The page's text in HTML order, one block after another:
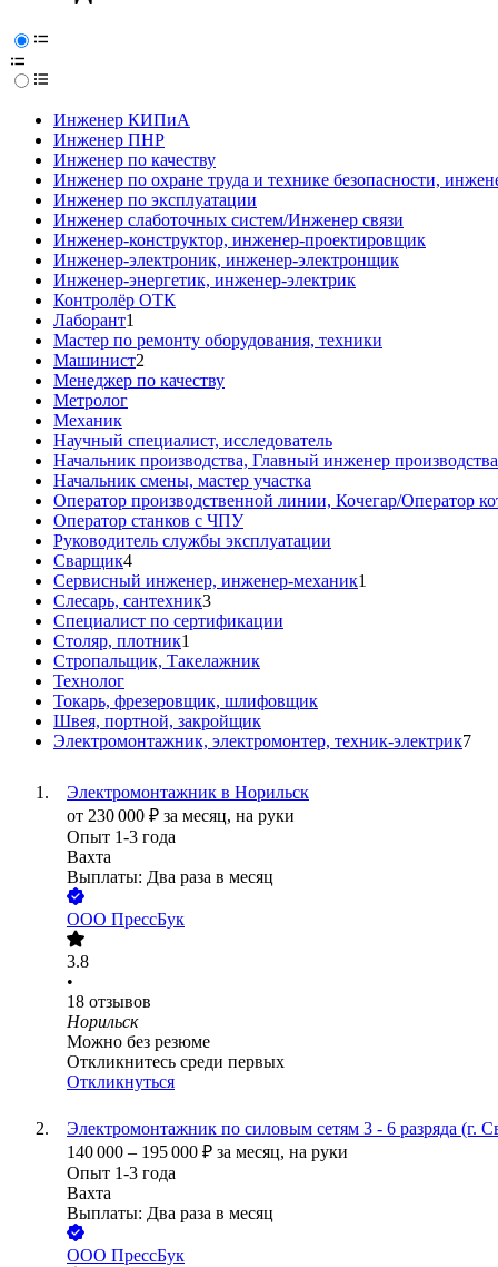
Инженер КИПиА
Инженер ПНР
Инженер по качеству
Инженер по охране труда и технике безопасности,
Инженер по эксплуатации
Инженер слаботочных систем/Инженер связи
Инженер-конструктор, инженер-проектировщик
Инженер-электроник, инженер-электронщик
Инженер-энергетик, инженер-электрик
Контролёр ОТК
Лаборант1
Мастер по ремонту оборудования, техники
Машинист2
Менеджер по качеству
Метролог
Механик
Научный специалист, исследователь
Начальник производства, Главный инженер производства
Начальник смены, мастер участка
Оператор производственной линии, Кочегар/Оператор
Оператор станков с ЧПУ
Руководитель службы эксплуатации
Сварщик4
Сервисный инженер, инженер-механик1
Слесарь, сантехник3
Специалист по сертификации
Столяр, плотник1
Стропальщик, Такелажник
Технолог
Токарь, фрезеровщик, шлифовщик
Швея, портной, закройщик
Электромонтажник, электромонтер, техник-электрик7
Электромонтажник в Норильск
от 230 000 ₽ за месяц, на руки
Опыт 1-3 года
Вахта
Выплаты: Два раза в месяц
ООО ПрессБук
3.8
•
18 отзывов
Норильск
Можно без резюме
Откликнитесь среди первых
Откликнуться
Электромонтажник по силовым сетям 3 - 6 разряда (г.
140 000 – 195 000 ₽ за месяц, на руки
Опыт 1-3 года
Вахта
Выплаты: Два раза в месяц
ООО ПрессБук